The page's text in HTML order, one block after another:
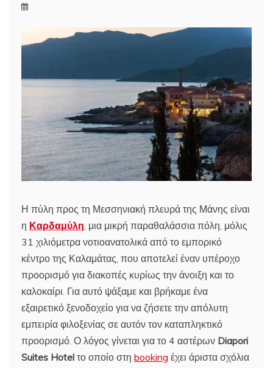
Η πύλη προς τη Μεσσηνιακή πλευρά της Μάνης είναι
η Καρδαμύλη , μια μικρή παραθαλάσσια πόλη, μόλις
31 χιλιόμετρα νοτιοανατολικά από το εμπορικό
κέντρο της Καλαμάτας, που αποτελεί έναν υπέροχο
προορισμό για διακοπές κυρίως την άνοιξη και το
καλοκαίρι. Για αυτό ψάξαμε και βρήκαμε ένα
εξαιρετικό ξενοδοχείο για να ζήσετε την απόλυτη
εμπειρία φιλοξενίας σε αυτόν τον καταπληκτικό
προορισμό. Ο λόγος γίνεται για το 4 αστέρων Diapori
Suites Hotel το οποίο στη booking έχει άριστα σχόλια